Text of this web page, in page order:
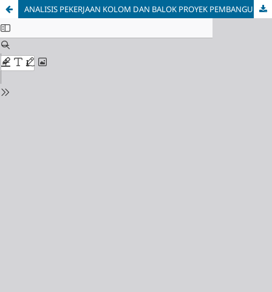
ANALISIS PEKERJAAN KOLOM DAN BALOK PROYEK PEMBANGUNAN GEDUNG PARKIR RS.MARDIRAHAYU KUDUS